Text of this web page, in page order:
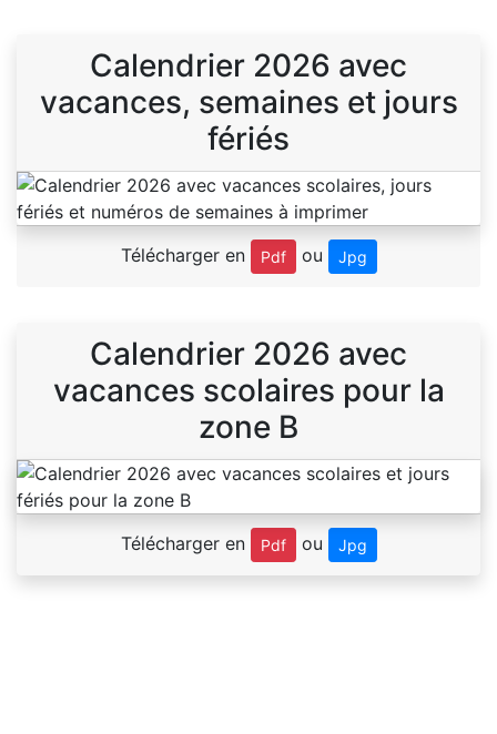
Calendrier 2026 avec
vacances, semaines et jours
fériés
Télécharger en Pdf ou Jpg
Calendrier 2026 avec
vacances scolaires pour la
zone B
Télécharger en Pdf ou Jpg